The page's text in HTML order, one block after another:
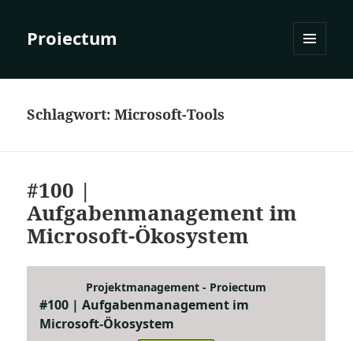
Proiectum
Schlagwort:Microsoft-Tools
#100 |
Aufgabenmanagement im
Microsoft-Ökosystem